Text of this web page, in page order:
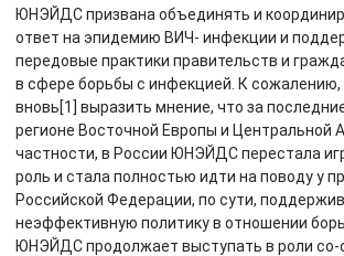
ЮНЭЙДС призвана объединять и
ответ на эпидемию ВИЧ- инфекции и
передовые практики правительств и
в сфере борьбы с инфекцией. К
вновь[1] выразить мнение, что за
регионе Восточной Европы и Центральной
частности, в России ЮНЭЙДС перестала
роль и стала полностью идти на поводу у
Российской Федерации, по сути,
неэффективную политику в отношении
ЮНЭЙДС продолжает выступать в роли со-